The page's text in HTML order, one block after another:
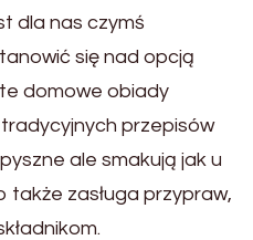
dla nas czymś
się nad opcją
domowe obiady
przepisów
ale smakują jak u
także zasługa przypraw,